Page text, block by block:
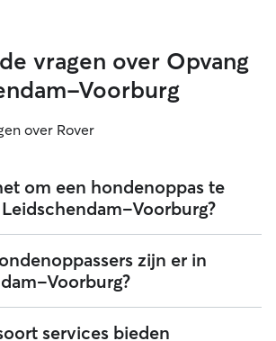
vragen over Opvang
Voorburg
over Rover
om een hondenoppas te
Voorburg?
mogen op Rover zelf hun tarief bepalen.
kosten voor het boeken van een
Leidschendam-Voorburg op Rover
2026 ongeveer 30 per nacht,
ook hoger uitvallen als je je boeking meer
zijn er in
Voorburg?
zijn er 664 hondenoppassers in
services bieden